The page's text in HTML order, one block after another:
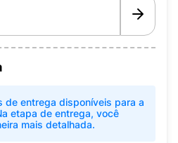
de entrega disponíveis para a
etapa de entrega, você
mais detalhada.